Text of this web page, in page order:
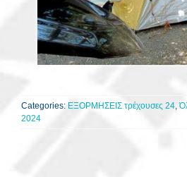
Categories: ΕΞΟΡΜΗΣΕΙΣ τρέχουσες 24,
2024